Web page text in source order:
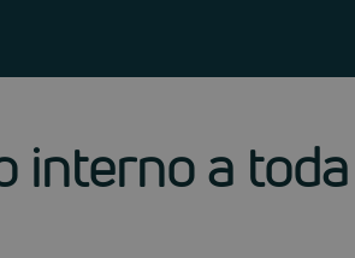
interno a